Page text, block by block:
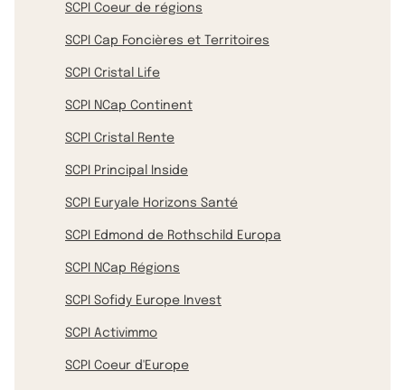
SCPI Coeur de régions
SCPI Cap Foncières et Territoires
SCPI Cristal Life
SCPI NCap Continent
SCPI Cristal Rente
SCPI Principal Inside
SCPI Euryale Horizons Santé
SCPI Edmond de Rothschild Europa
SCPI NCap Régions
SCPI Sofidy Europe Invest
SCPI Activimmo
SCPI Coeur d'Europe